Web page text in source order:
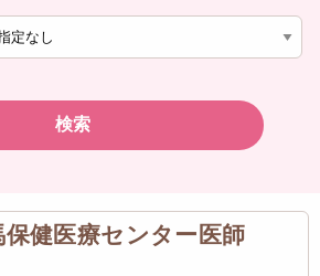
検索
保健医療センター医師